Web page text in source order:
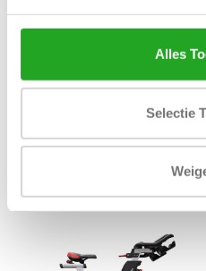
Alles
Selectie
Life Fitness Upright Bike Life
2.799,00Incl. btw